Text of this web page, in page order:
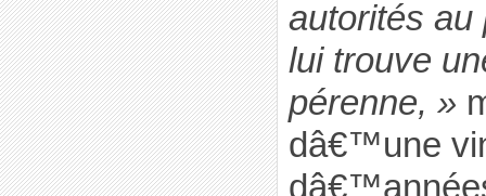
autorités au
lui trouve
pérenne, »
dâ€™une